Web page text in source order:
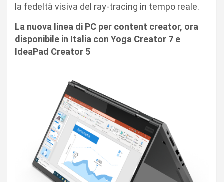
la fedeltà visiva del ray-tracing in tempo reale.
La nuova linea di PC per content creator, ora
disponibile in Italia con Yoga Creator 7 e
IdeaPad Creator 5